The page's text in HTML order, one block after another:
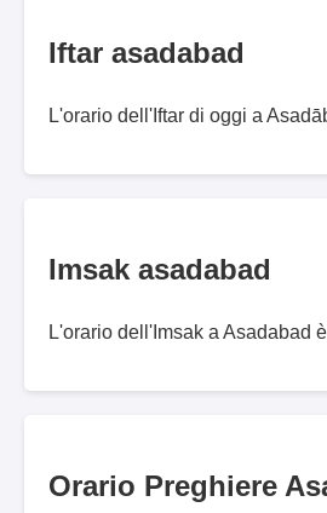
Iftar asadabad
L'orario dell'Iftar di oggi a
Imsak asadabad
L'orario dell'Imsak a Asadabad
Orario Preghiere